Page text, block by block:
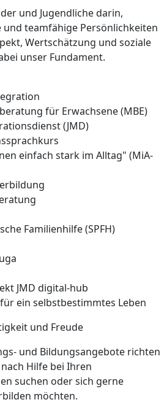
und Jugendliche darin,
und teamfähige Persönlichkeiten
Wertschätzung und soziale
unser Fundament.
für Erwachsene (MBE)
(JMD)
einfach stark im Alltag" (MiA-
Familienhilfe (SPFH)
JMD digital-hub
ein selbstbestimmtes Leben
und Freude
und Bildungsangebote richten
Hilfe bei Ihren
suchen oder sich gerne
möchten.